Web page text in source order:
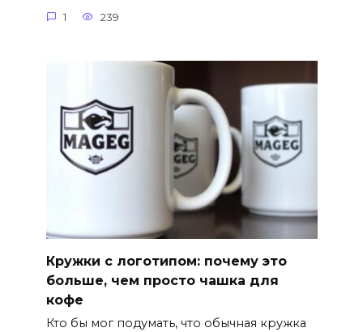
1 239
Кружки с логотипом: почему это
больше, чем просто чашка для
кофе
Кто бы мог подумать, что обычная кружка